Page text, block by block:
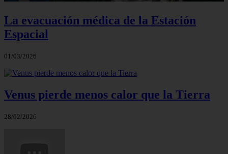
La evacuación médica de la Estación
Espacial
01/03/2026
Venus pierde menos calor que la Tierra
28/02/2026